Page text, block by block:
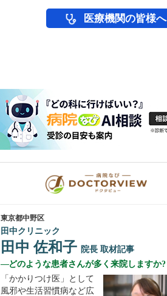
医療機関の皆様へ
東京都中野区
田中クリニック
田中 佐和子 院長 取材記事
どのような患者さんが多く来院しますか?
「かかりつけ医」として
風邪や生活習慣病など広